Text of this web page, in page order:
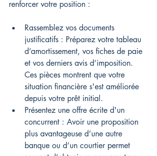
renforcer votre position :
Rassemblez vos documents
justificatifs : Préparez votre tableau
d’amortissement, vos fiches de paie
et vos derniers avis d’imposition.
Ces pièces montrent que votre
situation financière s'est améliorée
depuis votre prêt initial.
Présentez une offre écrite d'un
concurrent : Avoir une proposition
plus avantageuse d’une autre
banque ou d’un courtier permet